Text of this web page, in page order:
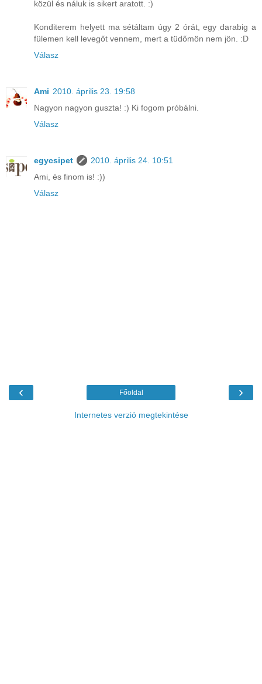
közül és náluk is sikert aratott. :)
Konditerem helyett ma sétáltam úgy 2 órát, egy darabig a
fülemen kell levegőt vennem, mert a tüdőmön nem jön. :D
Válasz
Ami 2010. április 23. 19:58
Nagyon nagyon guszta! :) Ki fogom próbálni.
Válasz
egycsipet
2010. április 24. 10:51
Ami, és finom is! :))
Válasz
‹ ›
Főoldal
Internetes verzió megtekintése